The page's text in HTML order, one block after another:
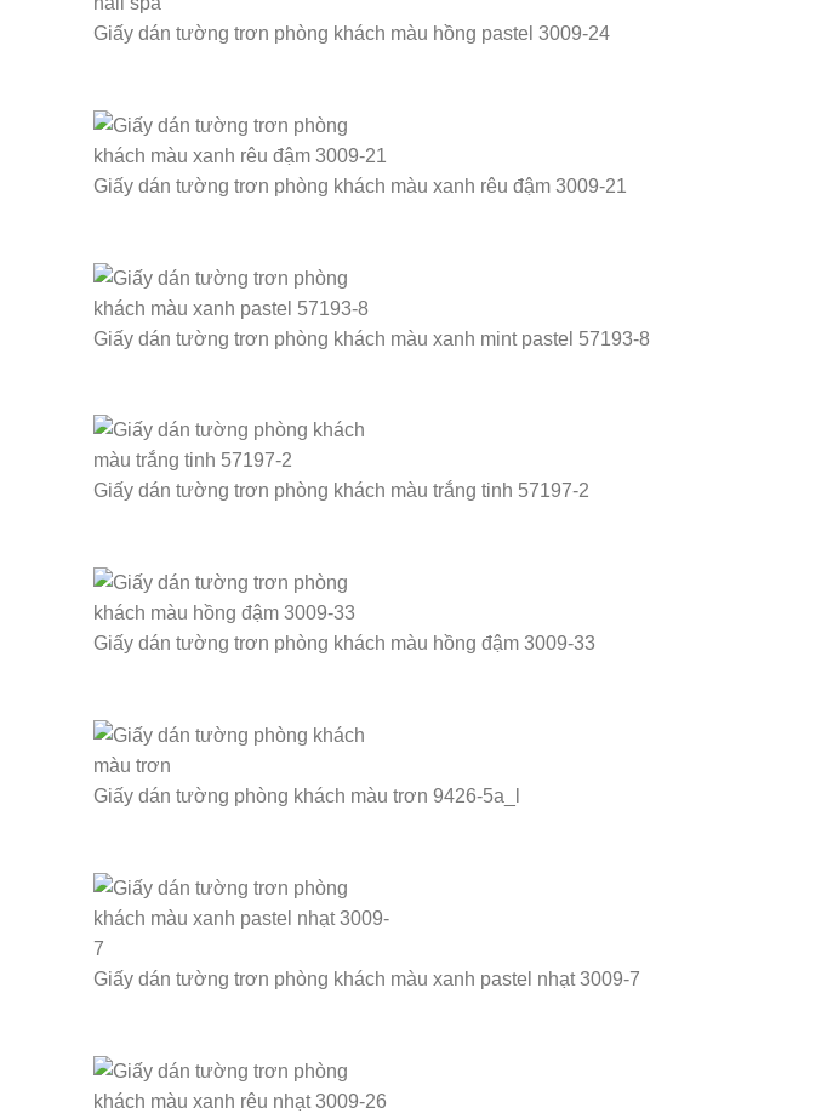
Giấy dán tường trơn phòng khách màu hồng pastel 3009-24
Giấy dán tường trơn phòng khách màu xanh rêu đậm 3009-21
Giấy dán tường trơn phòng khách màu xanh mint pastel 57193-8
Giấy dán tường trơn phòng khách màu trắng tinh 57197-2
Giấy dán tường trơn phòng khách màu hồng đậm 3009-33
Giấy dán tường phòng khách màu trơn 9426-5a_l
Giấy dán tường trơn phòng khách màu xanh pastel nhạt 3009-7